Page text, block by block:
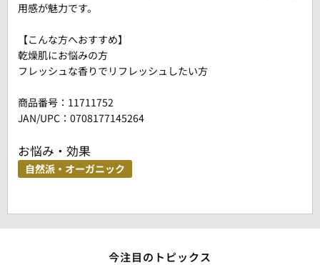
用感が魅力です。
【こんな方へおすすめ】
乾燥肌にお悩みの方
フレッシュな香りでリフレッシュしたい方
商品番号： 11711752
JAN/UPC：0708177145264
お悩み・効果
自然派・オーガニック
今注目のトピックス